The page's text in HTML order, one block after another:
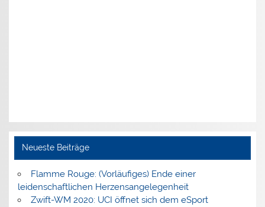
Neueste Beiträge
Flamme Rouge: (Vorläufiges) Ende einer
leidenschaftlichen Herzensangelegenheit
Zwift-WM 2020: UCI öffnet sich dem eSport